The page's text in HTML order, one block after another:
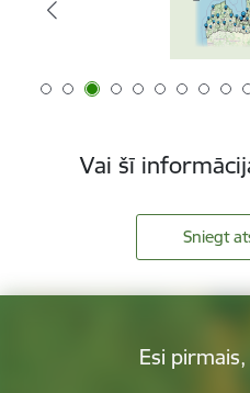
Vai šī
Sniegt
Esi